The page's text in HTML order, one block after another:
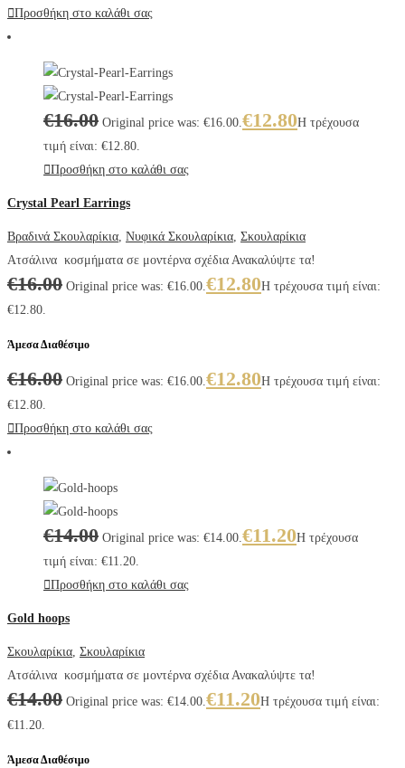
Προσθήκη στο καλάθι σας
€16.00 Original price was: €16.00.€12.80Η τρέχουσα
τιμή είναι: €12.80.
Προσθήκη στο καλάθι σας
Crystal Pearl Earrings
Βραδινά Σκουλαρίκια, Νυφικά Σκουλαρίκια, Σκουλαρίκια
Ατσάλινα κοσμήματα σε μοντέρνα σχέδια Ανακαλύψτε τα!
€16.00 Original price was: €16.00.€12.80Η τρέχουσα τιμή είναι:
€12.80.
Άμεσα Διαθέσιμο
€16.00 Original price was: €16.00.€12.80Η τρέχουσα τιμή είναι:
€12.80.
Προσθήκη στο καλάθι σας
€14.00 Original price was: €14.00.€11.20Η τρέχουσα
τιμή είναι: €11.20.
Προσθήκη στο καλάθι σας
Gold hoops
Σκουλαρίκια, Σκουλαρίκια
Ατσάλινα κοσμήματα σε μοντέρνα σχέδια Ανακαλύψτε τα!
€14.00 Original price was: €14.00.€11.20Η τρέχουσα τιμή είναι:
€11.20.
Άμεσα Διαθέσιμο